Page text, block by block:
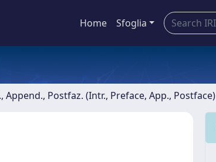
Home Sfoglia
Append., Postfaz. (Intr., Preface, App., Postface)